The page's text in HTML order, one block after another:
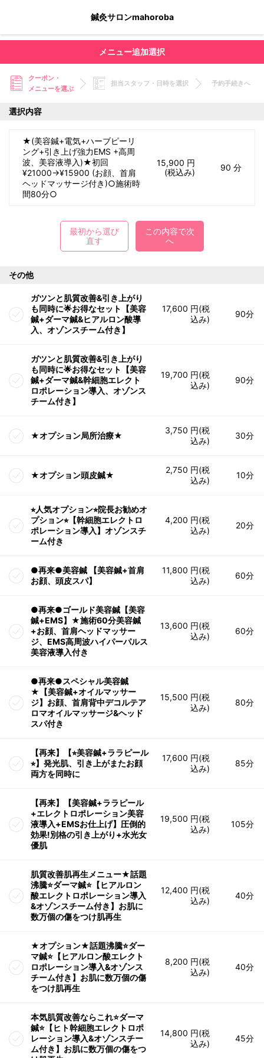
鍼灸サロンmahoroba
メニュー追加選択
クーポン・
メニューを選ぶ
担当スタッフ・日時を選択 予約手続きへ
選択内容
★(美容鍼+電気+ハーブピーリ
ング+引き上げ強力EMS +高周
波、美容液導入)★初回
¥21000→¥15900 (お顔、首肩
ヘッドマッサージ付き)○施術時
間80分○
15,900 円
(税込み)
90 分
最初から選び
直す
この内容で次
へ
その他
ガツンと肌質改善&引き上がり
も同時に🌟お得なセット【美容
鍼+ダーマ鍼&ヒアルロン酸導
入、オゾンスチーム付き】
17,600 円(税
込み)
90分
ガツンと肌質改善&引き上がり
も同時に🌟お得なセット【美容
鍼+ダーマ鍼&幹細胞エレクト
ロポレーション導入、オゾンス
チーム付き】
19,700 円(税
込み)
90分
★オプション局所治療★
3,750 円(税
込み)
30分
★オプション頭皮鍼★
2,750 円(税
込み)
10分
⭐︎人気オプション⭐︎院長お勧めオ
プション⭐︎【幹細胞エレクトロ
ポレーション導入】オゾンスチ
ーム付き
4,200 円(税
込み)
20分
●再来●美容鍼 【美容鍼+首肩
お顔、頭皮スパ】
11,800 円(税
込み)
60分
●再来●ゴールド美容鍼【美容
鍼+EMS】★施術60分美容鍼
+お顔、首肩ヘッドマッサー
ジ、EMS高周波ハイパーパルス
美容液導入付き
13,600 円(税
込み)
60分
●再来●スペシャル美容鍼
★【美容鍼+オイルマッサー
ジ】お顔、首肩背中デコルテア
ロマオイルマッサージ&ヘッド
スパ付き
15,500 円(税
込み)
80分
【再来】【⭐︎美容鍼+ララピール
⭐︎】発光肌、引き上がまたお顔
両方を同時に
17,600 円(税
込み)
85分
【再来】【美容鍼+ララピール
+エレクトロポレーション美容
液導入+EMSお仕上げ】圧倒的
効果!別格の引き上がり+水光女
優肌
19,500 円(税
込み)
105分
肌質改善肌再生メニュー★話題
沸騰⭐️ダーマ鍼⭐️【ヒアルロン
酸エレクトロポレーション導入
&オゾンスチーム付き】お肌に
数万個の傷をつけ肌再生
12,400 円(税
込み)
40分
★オプション★話題沸騰⭐️ダー
マ鍼⭐️【ヒアルロン酸エレクト
ロポレーション導入&オゾンス
チーム付き】お肌に数万個の傷
をつけ肌再生
8,200 円(税
込み)
40分
本気肌質改善ならこれ⭐️ダーマ
鍼⭐️【ヒト幹細胞エレクトロポ
レーション導入&オゾンスチー
ム付き】お肌に数万個の傷をつ
14,800 円(税
込み)
45分